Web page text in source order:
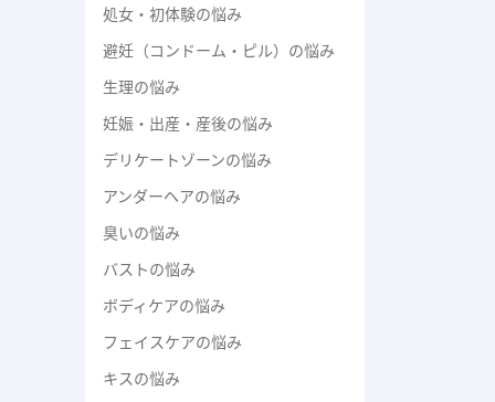
処女・初体験の悩み
避妊（コンドーム・ピル）の悩み
生理の悩み
妊娠・出産・産後の悩み
デリケートゾーンの悩み
アンダーヘアの悩み
臭いの悩み
バストの悩み
ボディケアの悩み
フェイスケアの悩み
キスの悩み